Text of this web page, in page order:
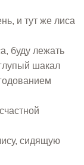
и тут же лиса
буду лежать
шакал
сидящую